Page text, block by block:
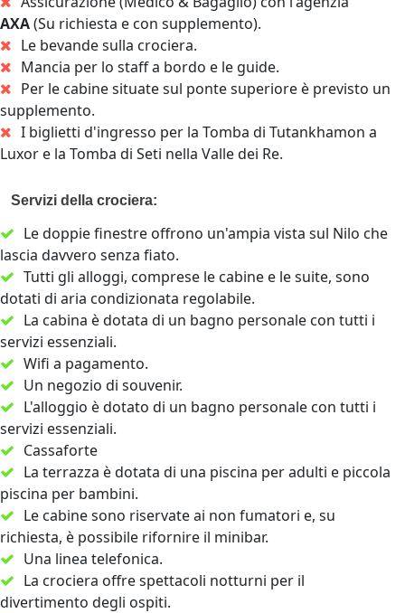
AXA(Su richiesta e con supplemento).
Le bevande sulla crociera.
Mancia per lo staff a bordo e le guide.
Per le cabine situate sul ponte superiore è previsto un
supplemento.
I biglietti d'ingresso per la Tomba di Tutankhamon a
Luxor e la Tomba di Seti nella Valle dei Re.
Servizi della crociera:
Le doppie finestre offrono un'ampia vista sul Nilo che
lascia davvero senza fiato.
Tutti gli alloggi, comprese le cabine e le suite, sono
dotati di aria condizionata regolabile.
La cabina è dotata di un bagno personale con tutti i
servizi essenziali.
Wifi a pagamento.
Un negozio di souvenir.
L'alloggio è dotato di un bagno personale con tutti i
servizi essenziali.
Cassaforte
La terrazza è dotata di una piscina per adulti e piccola
piscina per bambini.
Le cabine sono riservate ai non fumatori e, su
richiesta, è possibile rifornire il minibar.
Una linea telefonica.
La crociera offre spettacoli notturni per il
divertimento degli ospiti.